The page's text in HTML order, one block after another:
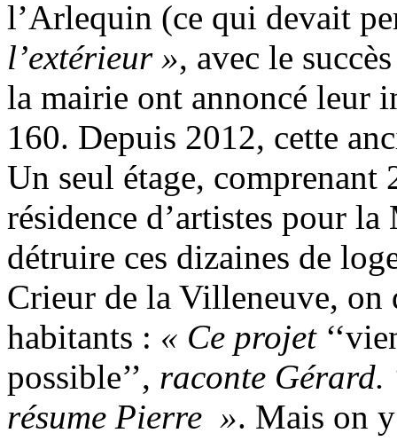
l’Arlequin (ce qui devait
l’extérieur », avec le
la mairie ont annoncé leur
160. Depuis 2012, cette
Un seul étage, comprenant
résidence d’artistes pour
détruire ces dizaines de
Crieur de la Villeneuve, on
habitants : « Ce projet
possible’’, raconte Gérard.
résume Pierre ». Mais on